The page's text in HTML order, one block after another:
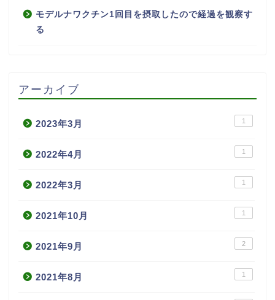
モデルナワクチン1回目を摂取したので経過を観察す
る
アーカイブ
2023年3月 1
2022年4月 1
2022年3月 1
2021年10月 1
2021年9月 2
2021年8月 1